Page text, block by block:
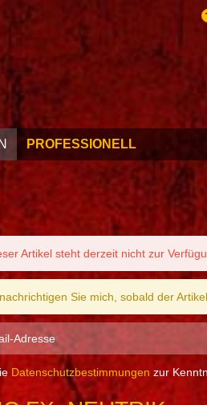
PROFESSIONELL
Artikel steht derzeit nicht zur
Sie mich, sobald der
Datenschutzbestimmungen zur